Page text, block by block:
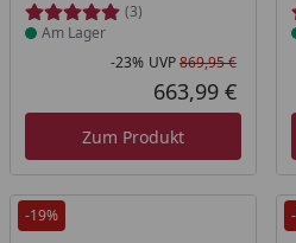
(3)
Am Lager
Rabatt
-23% UVP869,95 €
663,99 €
Zum Produkt
-19%